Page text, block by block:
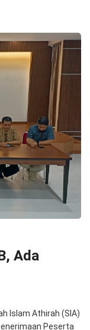
Ada
Islam Athirah (SIA)
Peserta